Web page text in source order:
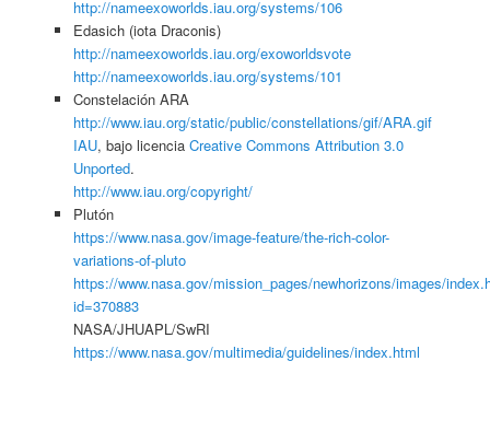
http://nameexoworlds.iau.org/systems/106
Edasich (iota Draconis)
http://nameexoworlds.iau.org/exoworldsvote
http://nameexoworlds.iau.org/systems/101
Constelación ARA
http://www.iau.org/static/public/constellations/gif/ARA.gif
IAU, bajo licencia Creative Commons Attribution 3.0
Unported.
http://www.iau.org/copyright/
Plutón
https://www.nasa.gov/image-feature/the-rich-color-
variations-of-pluto
https://www.nasa.gov/mission_pages/newhorizons/images/
id=370883
NASA/JHUAPL/SwRI
https://www.nasa.gov/multimedia/guidelines/index.html